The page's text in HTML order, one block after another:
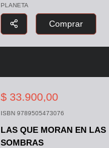
PLANETA
Comprar
$ 33.900,00
ISBN 9789505473076
LAS QUE MORAN EN LAS
SOMBRAS